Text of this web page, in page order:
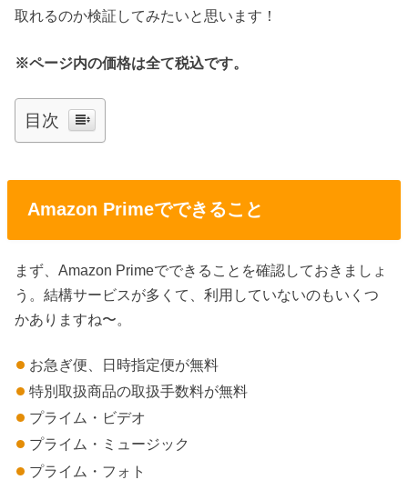
取れるのか検証してみたいと思います！
※ページ内の価格は全て税込です。
目次
Amazon Primeでできること
まず、Amazon Primeでできることを確認しておきましょ
う。結構サービスが多くて、利用していないのもいくつ
かありますね〜。
お急ぎ便、日時指定便が無料
特別取扱商品の取扱手数料が無料
プライム・ビデオ
プライム・ミュージック
プライム・フォト